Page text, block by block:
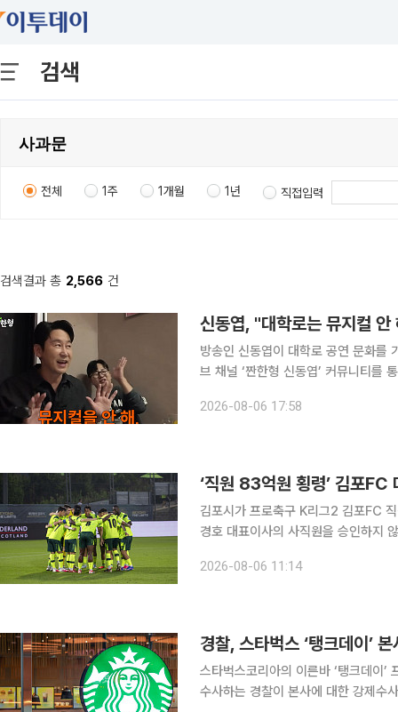
검색
전체 1주 1개월 1년 직접입력
검색결과 총 2,566 건
신동엽, "대학로는 뮤지컬
방송인 신동엽이 대학로 공연 문화를 가볍게 언급
브 채널 ‘짠한형 신동엽’ 커뮤니티를
며 “‘지하철 1호선’, ‘김종욱 찾기’ 등
2026-08-06 17:58
‘직원 83억원 횡령’ 김포FC
김포시가 프로축구 K리그2 김포FC
경호 대표이사의 사직원을 승인하지 않았다. 김포시는 6일 경찰 수사와 시 특별조사
이사의 사직은 임명권자인 김포시장
2026-08-06 11:14
경찰, 스타벅스 ‘탱크데이’
스타벅스코리아의 이른바 ‘탱크데이
수사하는 경찰이 본사에 대한 강제수